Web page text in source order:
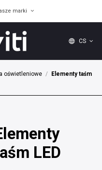
marki
CS
oświetleniowe
Elementy taśm
LED